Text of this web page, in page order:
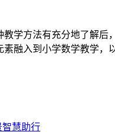
学方法有充分地了解
融入到小学数学教学，
智慧助行